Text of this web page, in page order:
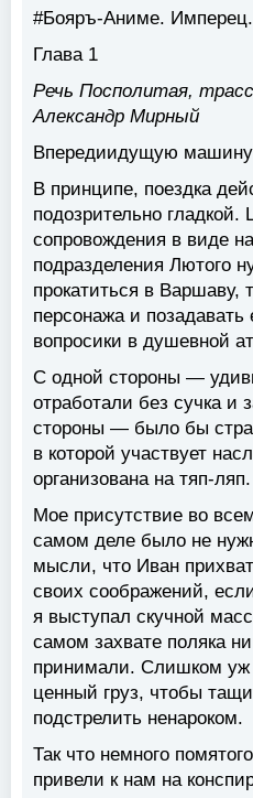
#Бояръ-Аниме.
Глава 1
Речь Посполитая,
Александр Мирный
Впередиидущую машину
В принципе, поездка
подозрительно гладкой.
сопровождения в виде
подразделения Лютого
прокатиться в Варшаву,
персонажа и
вопросики в душевной
С одной стороны —
отработали без сучка и
стороны — было бы
в которой участвует
организована на тяп-ляп.
Мое присутствие во
самом деле было не
мысли, что Иван
своих соображений,
я выступал скучной
самом захвате поляка
принимали. Слишком
ценный груз, чтобы
подстрелить ненароком.
Так что немного
привели к нам на